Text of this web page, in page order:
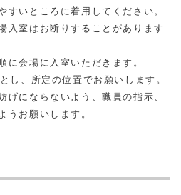
すいところに着用してください。
入室はお断りすることがあります
に会場に入室いただきます。
し、所定の位置でお願いします。
げにならないよう、職員の指示、
うお願いします。